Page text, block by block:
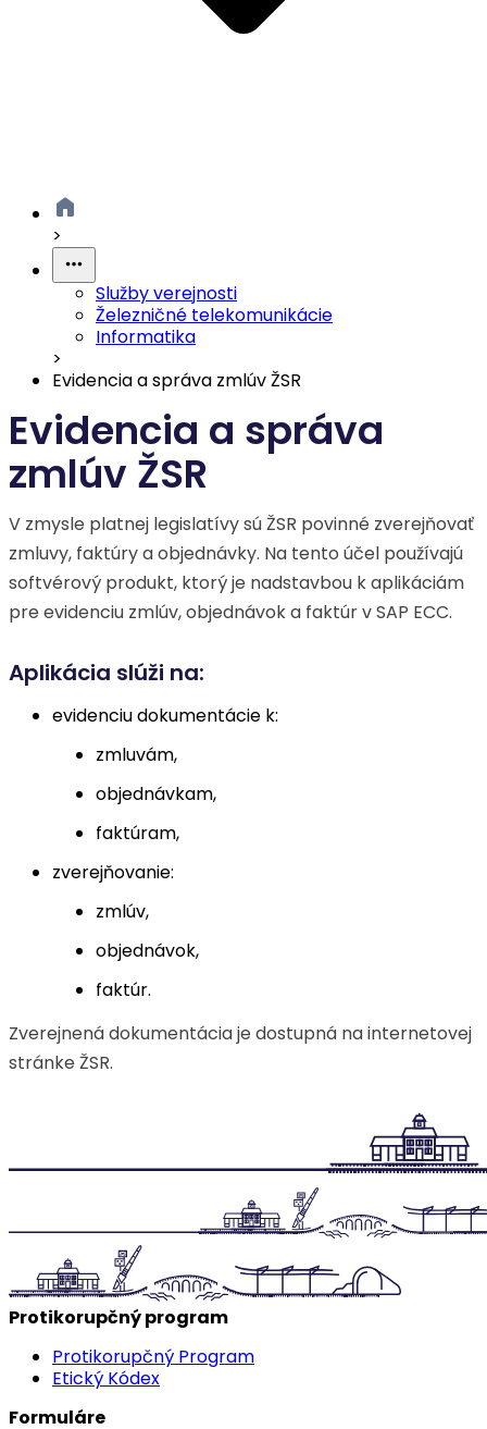
>
Služby verejnosti
Železničné telekomunikácie
Informatika
>
Evidencia a správa zmlúv ŽSR
Evidencia a správa
zmlúv ŽSR
V zmysle platnej legislatívy sú ŽSR povinné zverejňovať
zmluvy, faktúry a objednávky. Na tento účel používajú
softvérový produkt, ktorý je nadstavbou k aplikáciám
pre evidenciu zmlúv, objednávok a faktúr v SAP ECC.
Aplikácia slúži na:
evidenciu dokumentácie k:
zmluvám,
objednávkam,
faktúram,
zverejňovanie:
zmlúv,
objednávok,
faktúr.
Zverejnená dokumentácia je dostupná na internetovej
stránke ŽSR.
Protikorupčný program
Protikorupčný Program
Etický Kódex
Formuláre